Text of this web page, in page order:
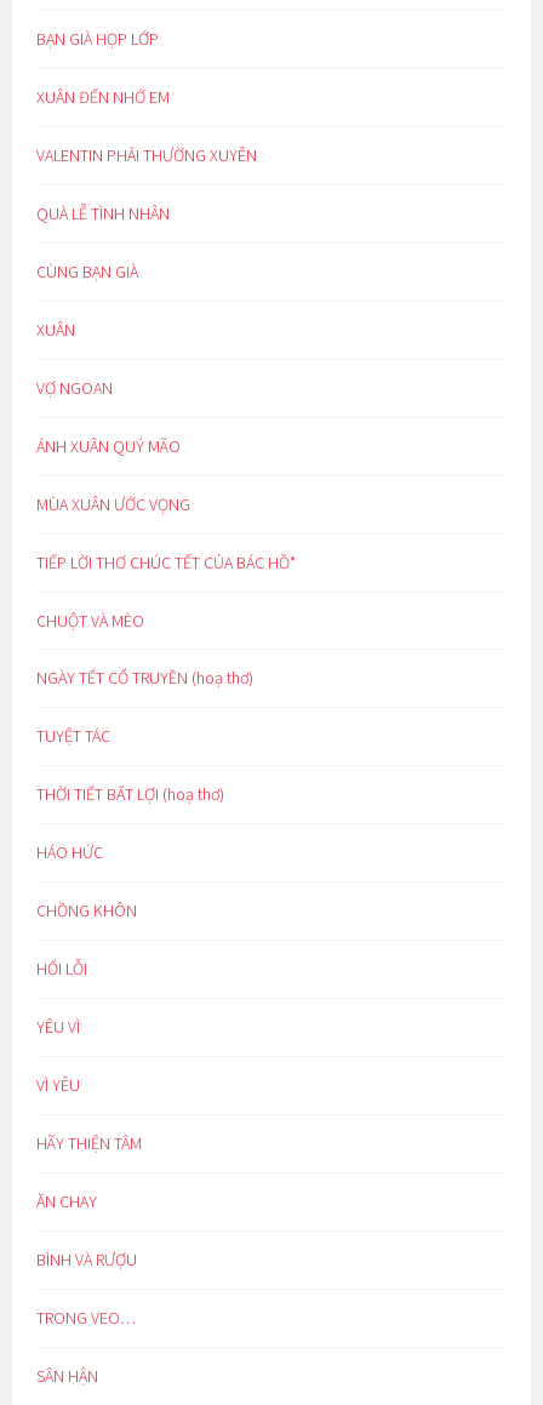
BẠN GIÀ HỌP LỚP
XUÂN ĐẾN NHỚ EM
VALENTIN PHẢI THƯỜNG XUYÊN
QUÀ LỄ TÌNH NHÂN
CÙNG BẠN GIÀ
XUÂN
VỢ NGOAN
ÁNH XUÂN QUÝ MÃO
MÙA XUÂN ƯỚC VỌNG
TIẾP LỜI THƠ CHÚC TẾT CỦA BÁC HỒ*
CHUỘT VÀ MÈO
NGÀY TẾT CỔ TRUYỀN (hoạ thơ)
TUYỆT TÁC
THỜI TIẾT BẤT LỢI (hoạ thơ)
HÁO HỨC
CHỒNG KHÔN
HỐI LỖI
YÊU VÌ
VÌ YÊU
HÃY THIỆN TÂM
ĂN CHAY
BÌNH VÀ RƯỢU
TRONG VEO…
SÂN HẬN